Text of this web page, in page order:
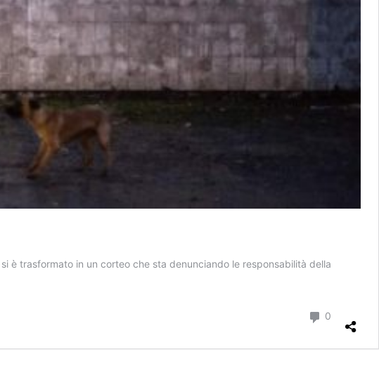
è trasformato in un corteo che sta denunciando le responsabilità della
0